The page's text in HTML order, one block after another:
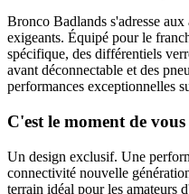
Bronco Badlands s'adresse
exigeants. Équipé pour le
spécifique, des différentiels
avant déconnectable et des
performances exceptionnelles
C'est le moment de
Un design exclusif. Une
connectivité nouvelle
terrain idéal pour les amateurs